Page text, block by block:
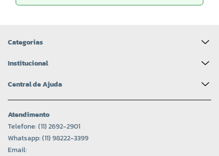
Categorias
Institucional
Central de Ajuda
Atendimento
Telefone: (11) 2692-2901
Whatsapp: (11) 98222-3399
Email: